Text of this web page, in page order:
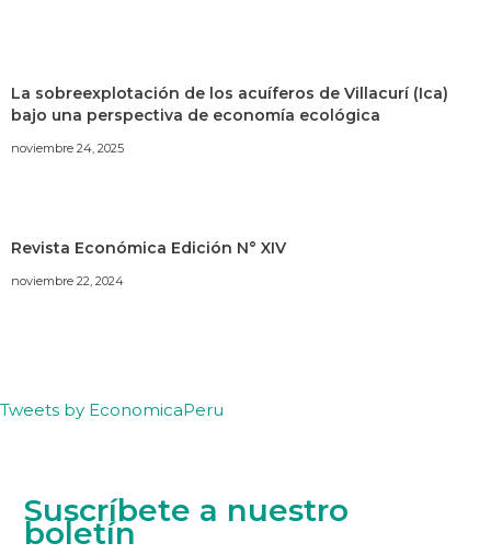
La sobreexplotación de los acuíferos de Villacurí (Ica)
bajo una perspectiva de economía ecológica
noviembre 24, 2025
Revista Económica Edición N° XIV
noviembre 22, 2024
Tweets by EconomicaPeru
Suscríbete a nuestro
boletín